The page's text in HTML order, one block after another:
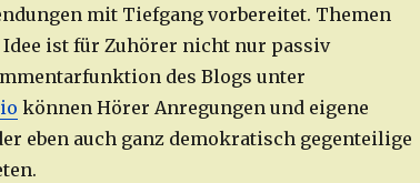
mit Tiefgang vorbereitet. Themen
Idee ist für Zuhörer nicht nur passiv
des Blogs unter
können Hörer Anregungen und eigene
eben auch ganz demokratisch gegenteilige